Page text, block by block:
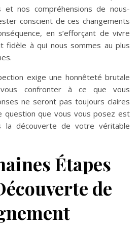
et nos compréhensions de nous-
conscient de ces changements
en s’efforçant de vivre
fidèle à qui nous sommes au plus
exige une honnêteté brutale
confronter à ce que vous
ne seront pas toujours claires
question que vous vous posez est
la découverte de votre véritable
Étapes
de